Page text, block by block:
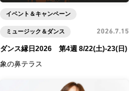
ダンス縁日2026 第4週 8/22(土)-23(日)
象の鼻テラス
イベント＆キャンペーン
ミュージック＆ダンス 2026.7.15